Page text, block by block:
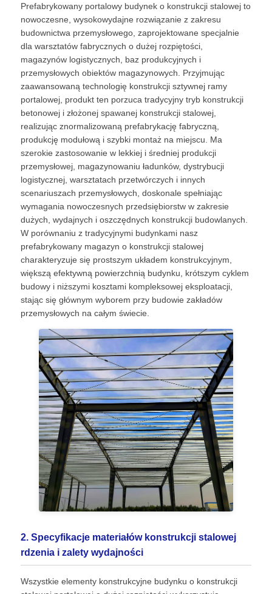
Produkty
O nas
Wycieczka po fabryce
Kontrola jakości
Skontaktuj się z nami
Nowości
Sprawy
blog
Poproś o wycenę
Prefabrykowana stalowa konstrukcja
Stalowa konstrukcja magazynowa
Warsztaty konstrukcji stalowej
Budowa konstrukcji stalowej
Konstrukcja konstrukcji stalowej
Budynek ramy stalowej
Wykonanie konstrukcji stalowych
Prefabrykowany portalowy budynek o konstrukcji stalowej to
nowoczesne, wysokowydajne rozwiązanie z zakresu
budownictwa przemysłowego, zaprojektowane specjalnie
dla warsztatów fabrycznych o dużej rozpiętości,
magazynów logistycznych, baz produkcyjnych i
przemysłowych obiektów magazynowych. Przyjmując
zaawansowaną technologię konstrukcji sztywnej ramy
portalowej, produkt ten porzuca tradycyjny tryb konstrukcji
betonowej i złożonej spawanej konstrukcji stalowej,
realizując znormalizowaną prefabrykację fabryczną,
produkcję modułową i szybki montaż na miejscu. Ma
szerokie zastosowanie w lekkiej i średniej produkcji
przemysłowej, magazynowaniu ładunków, dystrybucji
logistycznej, warsztatach przetwórczych i innych
scenariuszach przemysłowych, doskonale spełniając
wymagania nowoczesnych przedsiębiorstw w zakresie
dużych, wydajnych i oszczędnych konstrukcji budowlanych.
W porównaniu z tradycyjnymi budynkami nasz
prefabrykowany magazyn o konstrukcji stalowej
charakteryzuje się prostszym układem konstrukcyjnym,
większą efektywną powierzchnią budynku, krótszym cyklem
budowy i niższymi kosztami kompleksowej eksploatacji,
stając się głównym wyborem przy budowie zakładów
przemysłowych na całym świecie.
2. Specyfikacje materiałów konstrukcji stalowej
rdzenia i zalety wydajności
Wszystkie elementy konstrukcyjne budynku o konstrukcji